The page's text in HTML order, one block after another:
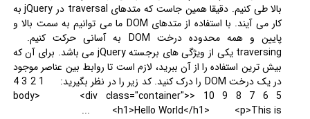
بالا طی کنیم. دقیقا همین جاست که متدهای traversal در jQuery به
کار می آیند. با استفاده از متدهای DOM ما می توانیم به سمت بالا و
پایین و همه محدوده درخت DOM به آسانی حرکت کنیم.
traversing یکی از ویژگی های برجسته jQuery می باشد. برای آن که
بیش ترین استفاده را از آن ببرید، لازم است تا روابط بین عناصر موجود
در یک درخت DOM را درک کنید. کد زیر را در نظر بگیرید: 1 2 3 4
5 6 7 8 9 10 <body> <div class="container">
<h1>Hello World</h1> <p>This is...